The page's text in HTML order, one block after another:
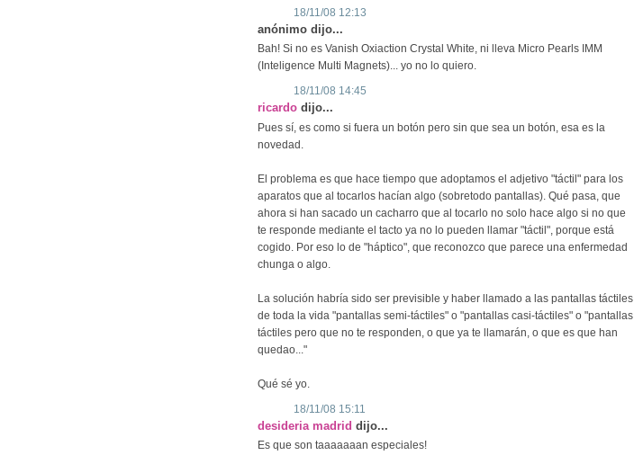
18/11/08 12:13
anónimo dijo...
Bah! Si no es Vanish Oxiaction Crystal White, ni lleva Micro Pearls IMM
(Inteligence Multi Magnets)... yo no lo quiero.
18/11/08 14:45
ricardo dijo...
Pues sí, es como si fuera un botón pero sin que sea un botón, esa es la
novedad.
El problema es que hace tiempo que adoptamos el adjetivo "táctil" para los
aparatos que al tocarlos hacían algo (sobretodo pantallas). Qué pasa, que
ahora si han sacado un cacharro que al tocarlo no solo hace algo si no que
te responde mediante el tacto ya no lo pueden llamar "táctil", porque está
cogido. Por eso lo de "háptico", que reconozco que parece una enfermedad
chunga o algo.
La solución habría sido ser previsible y haber llamado a las pantallas táctiles
de toda la vida "pantallas semi-táctiles" o "pantallas casi-táctiles" o "pantallas
táctiles pero que no te responden, o que ya te llamarán, o que es que han
quedao..."
Qué sé yo.
18/11/08 15:11
desideria madrid dijo...
Es que son taaaaaaan especiales!